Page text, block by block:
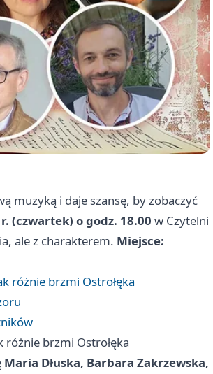
muzyką i daje szansę, by zobaczyć
(czwartek) o godz. 18.00 w Czytelni
ale z charakterem. Miejsce:
różnie brzmi Ostrołęka
brzmi Ostrołęka
Maria Dłuska, Barbara Zakrzewska,